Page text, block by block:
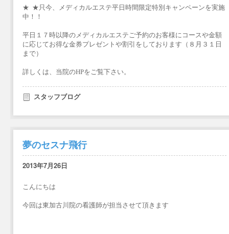
★ ★只今、メディカルエステ平日時間限定特別キャンペーンを実施
中！！
平日１７時以降のメディカルエステご予約のお客様にコースや金額
に応じてお得な金券プレゼントや割引をしております（８月３１日
まで）
詳しくは、当院のHPをご覧下さい。
スタッフブログ
夢のセスナ飛行
2013年7月26日
こんにちは
今回は東加古川院の看護師が担当させて頂きます